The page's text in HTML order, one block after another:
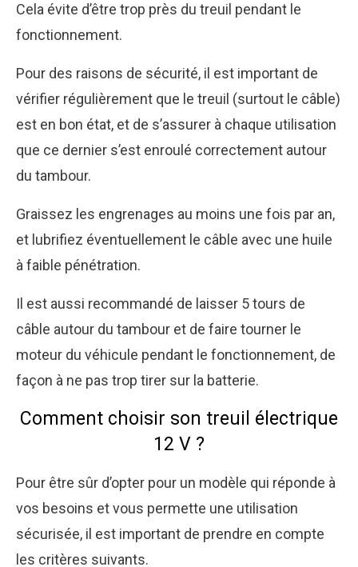
Cela évite d’être trop près du treuil pendant le
fonctionnement.
Pour des raisons de sécurité, il est important de
vérifier régulièrement que le treuil (surtout le câble)
est en bon état, et de s’assurer à chaque utilisation
que ce dernier s’est enroulé correctement autour
du tambour.
Graissez les engrenages au moins une fois par an,
et lubrifiez éventuellement le câble avec une huile
à faible pénétration.
Il est aussi recommandé de laisser 5 tours de
câble autour du tambour et de faire tourner le
moteur du véhicule pendant le fonctionnement, de
façon à ne pas trop tirer sur la batterie.
Comment choisir son treuil électrique
12 V ?
Pour être sûr d’opter pour un modèle qui réponde à
vos besoins et vous permette une utilisation
sécurisée, il est important de prendre en compte
les critères suivants.